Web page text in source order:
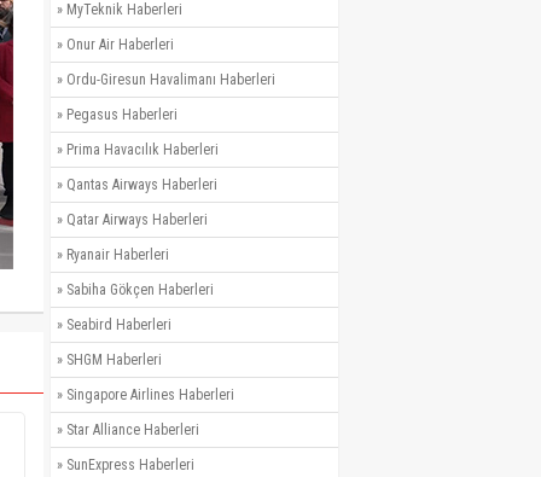
» MyTeknik Haberleri
» Onur Air Haberleri
» Ordu-Giresun Havalimanı Haberleri
» Pegasus Haberleri
» Prima Havacılık Haberleri
» Qantas Airways Haberleri
» Qatar Airways Haberleri
» Ryanair Haberleri
» Sabiha Gökçen Haberleri
» Seabird Haberleri
» SHGM Haberleri
» Singapore Airlines Haberleri
» Star Alliance Haberleri
» SunExpress Haberleri